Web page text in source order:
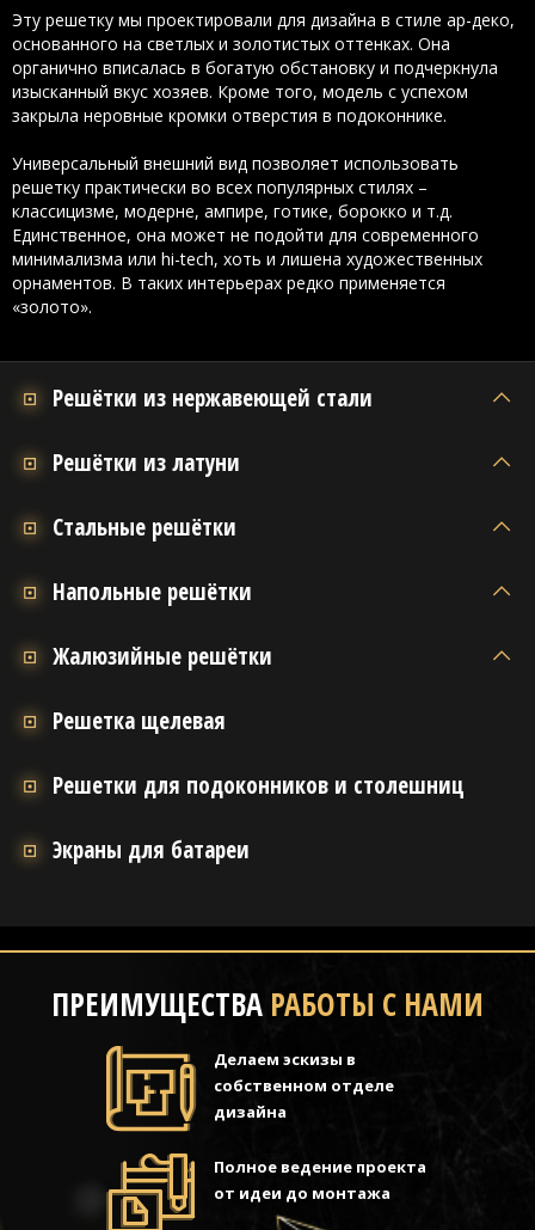
Эту решетку мы проектировали для дизайна в стиле ар-деко,
основанного на светлых и золотистых оттенках. Она
органично вписалась в богатую обстановку и подчеркнула
изысканный вкус хозяев. Кроме того, модель с успехом
закрыла неровные кромки отверстия в подоконнике.
Универсальный внешний вид позволяет использовать
решетку практически во всех популярных стилях –
классицизме, модерне, ампире, готике, борокко и т.д.
Единственное, она может не подойти для современного
минимализма или hi-tech, хоть и лишена художественных
орнаментов. В таких интерьерах редко применяется
«золото».
Решётки из нержавеющей стали
Решётки из латуни
Стальные решётки
Напольные решётки
Жалюзийные решётки
Решетка щелевая
Решетки для подоконников и столешниц
Экраны для батареи
ПРЕИМУЩЕСТВА РАБОТЫ С НАМИ
Делаем эскизы в
собственном отделе
дизайна
Полное ведение проекта
от идеи до монтажа